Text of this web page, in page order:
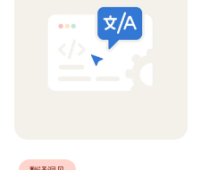
用程序开发人员都应该
认真考虑他们的移动应
用程序本地化